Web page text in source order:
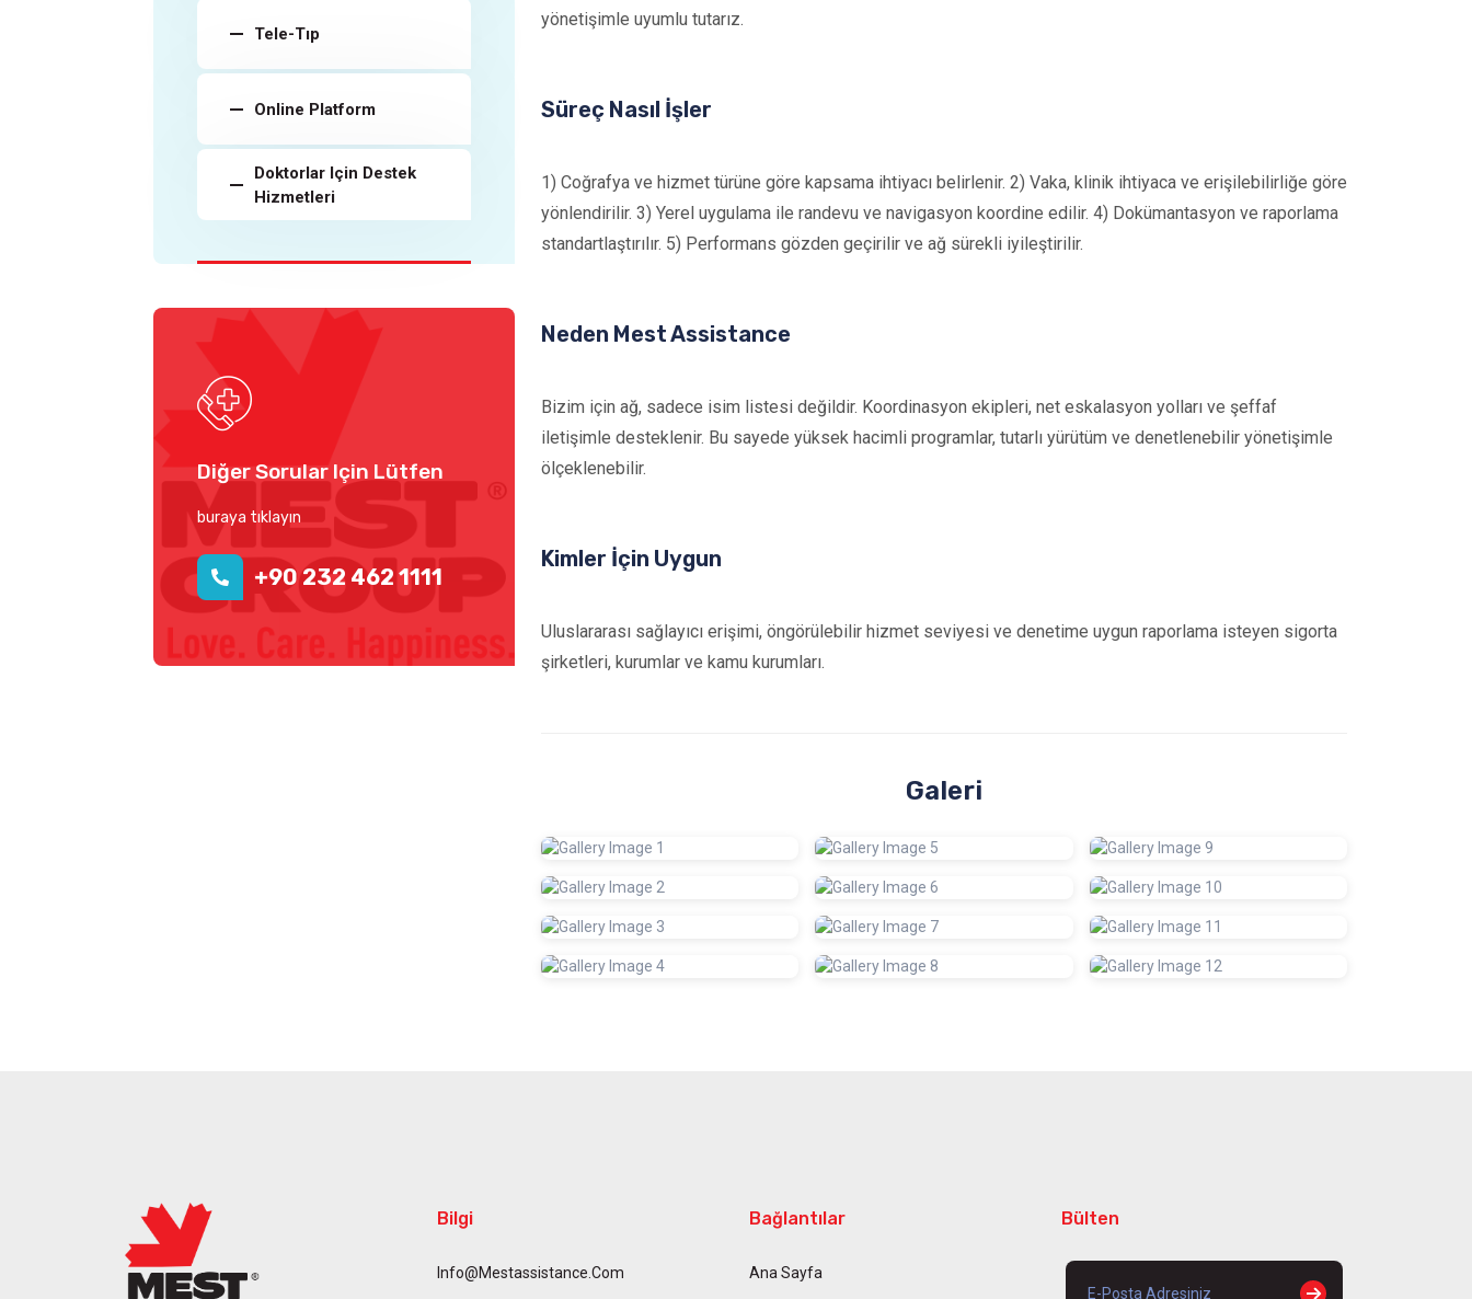
Tele-Tıp
Online Platform
Doktorlar Için Destek
Hizmetleri
Diğer Sorular Için Lütfen
buraya tıklayın
+90 232 462 1111
yönetişimle uyumlu tutarız.
Süreç Nasıl İşler
1) Coğrafya ve hizmet türüne göre kapsama ihtiyacı belirlenir. 2) Vaka, klinik ihtiyaca ve erişilebilirliğe göre
yönlendirilir. 3) Yerel uygulama ile randevu ve navigasyon koordine edilir. 4) Dokümantasyon ve raporlama
standartlaştırılır. 5) Performans gözden geçirilir ve ağ sürekli iyileştirilir.
Neden Mest Assistance
Bizim için ağ, sadece isim listesi değildir. Koordinasyon ekipleri, net eskalasyon yolları ve şeffaf
iletişimle desteklenir. Bu sayede yüksek hacimli programlar, tutarlı yürütüm ve denetlenebilir yönetişimle
ölçeklenebilir.
Kimler İçin Uygun
Uluslararası sağlayıcı erişimi, öngörülebilir hizmet seviyesi ve denetime uygun raporlama isteyen sigorta
şirketleri, kurumlar ve kamu kurumları.
Galeri
Bilgi
Info@mestassistance.com
Bağlantılar
Ana Sayfa
Bülten